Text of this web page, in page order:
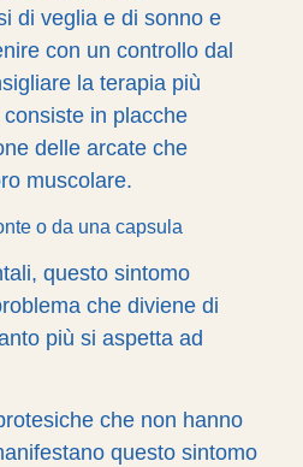
di veglia e di sonno e
con un controllo dal
la terapia più
in placche
delle arcate che
muscolare.
o da una capsula
questo sintomo
che diviene di
più si aspetta ad
che non hanno
questo sintomo